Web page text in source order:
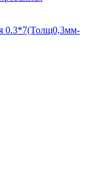
0.3*7(Толщ0,3мм-